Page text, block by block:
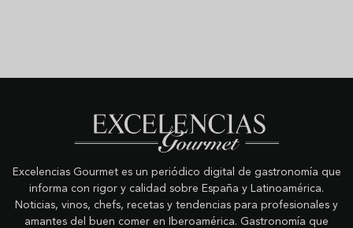
Excelencias Gourmet es un periódico digital de gastronomía que
informa con rigor y calidad sobre España y Latinoamérica.
Noticias, vinos, chefs, recetas y tendencias para profesionales y
amantes del buen comer en Iberoamérica. Gastronomía que